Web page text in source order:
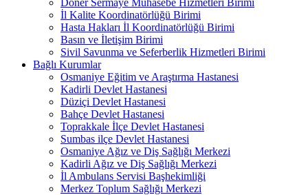
İl Kalite Koordinatörlüğü Birimi
Hasta Hakları İl Koordinatörlüğü Birimi
Basın ve İletişim Birimi
Sivil Savunma ve Seferberlik Hizmetleri Birimi
Bağlı Kurumlar
Osmaniye Eğitim ve Araştırma Hastanesi
Kadirli Devlet Hastanesi
Düziçi Devlet Hastanesi
Bahçe Devlet Hastanesi
Toprakkale İlçe Devlet Hastanesi
Sumbas ilçe Devlet Hastanesi
Osmaniye Ağız ve Diş Sağlığı Merkezi
Kadirli Ağız ve Diş Sağlığı Merkezi
İl Ambulans Servisi Başhekimliği
Merkez Toplum Sağlığı Merkezi